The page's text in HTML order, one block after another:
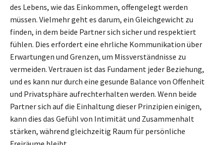
des Lebens, wie das Einkommen, offengelegt werden
müssen. Vielmehr geht es darum, ein Gleichgewicht zu
finden, in dem beide Partner sich sicher und respektiert
fühlen. Dies erfordert eine ehrliche Kommunikation über
Erwartungen und Grenzen, um Missverständnisse zu
vermeiden. Vertrauen ist das Fundament jeder Beziehung,
und es kann nur durch eine gesunde Balance von Offenheit
und Privatsphäre aufrechterhalten werden. Wenn beide
Partner sich auf die Einhaltung dieser Prinzipien einigen,
kann dies das Gefühl von Intimität und Zusammenhalt
stärken, während gleichzeitig Raum für persönliche